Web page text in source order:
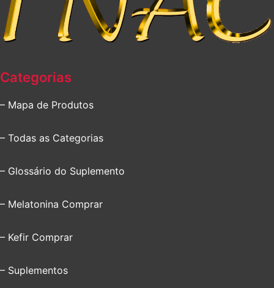
Categorias
– Mapa de Produtos
– Todas as Categorias
– Glossário do Suplemento
– Melatonina Comprar
– Kefir Comprar
– Suplementos